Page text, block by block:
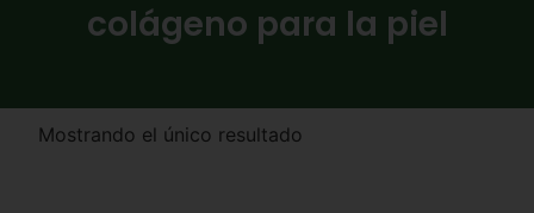
colágeno para la piel
Mostrando el único resultado